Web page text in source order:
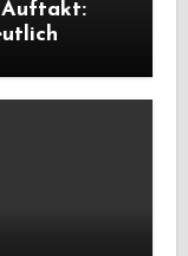
Auftakt: